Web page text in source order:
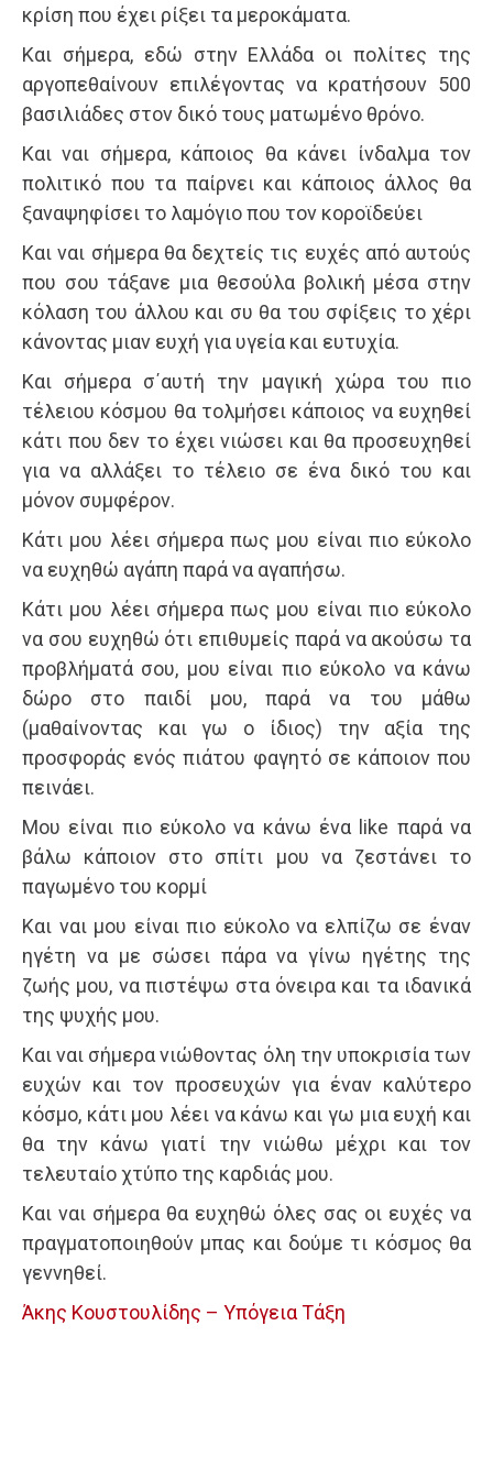
κρίση που έχει ρίξει τα μεροκάματα.
Και σήμερα, εδώ στην Ελλάδα οι πολίτες της
αργοπεθαίνουν επιλέγοντας να κρατήσουν 500
βασιλιάδες στον δικό τους ματωμένο θρόνο.
Και ναι σήμερα, κάποιος θα κάνει ίνδαλμα τον
πολιτικό που τα παίρνει και κάποιος άλλος θα
ξαναψηφίσει το λαμόγιο που τον κοροϊδεύει
Και ναι σήμερα θα δεχτείς τις ευχές από αυτούς
που σου τάξανε μια θεσούλα βολική μέσα στην
κόλαση του άλλου και συ θα του σφίξεις το χέρι
κάνοντας μιαν ευχή για υγεία και ευτυχία.
Και σήμερα σ΄αυτή την μαγική χώρα του πιο
τέλειου κόσμου θα τολμήσει κάποιος να ευχηθεί
κάτι που δεν το έχει νιώσει και θα προσευχηθεί
για να αλλάξει το τέλειο σε ένα δικό του και
μόνον συμφέρον.
Κάτι μου λέει σήμερα πως μου είναι πιο εύκολο
να ευχηθώ αγάπη παρά να αγαπήσω.
Κάτι μου λέει σήμερα πως μου είναι πιο εύκολο
να σου ευχηθώ ότι επιθυμείς παρά να ακούσω τα
προβλήματά σου, μου είναι πιο εύκολο να κάνω
δώρο στο παιδί μου, παρά να του μάθω
(μαθαίνοντας και γω ο ίδιος) την αξία της
προσφοράς ενός πιάτου φαγητό σε κάποιον που
πεινάει.
Μου είναι πιο εύκολο να κάνω ένα like παρά να
βάλω κάποιον στο σπίτι μου να ζεστάνει το
παγωμένο του κορμί
Και ναι μου είναι πιο εύκολο να ελπίζω σε έναν
ηγέτη να με σώσει πάρα να γίνω ηγέτης της
ζωής μου, να πιστέψω στα όνειρα και τα ιδανικά
της ψυχής μου.
Και ναι σήμερα νιώθοντας όλη την υποκρισία των
ευχών και τον προσευχών για έναν καλύτερο
κόσμο, κάτι μου λέει να κάνω και γω μια ευχή και
θα την κάνω γιατί την νιώθω μέχρι και τον
τελευταίο χτύπο της καρδιάς μου.
Και ναι σήμερα θα ευχηθώ όλες σας οι ευχές να
πραγματοποιηθούν μπας και δούμε τι κόσμος θα
γεννηθεί.
Άκης Κουστουλίδης – Υπόγεια Τάξη